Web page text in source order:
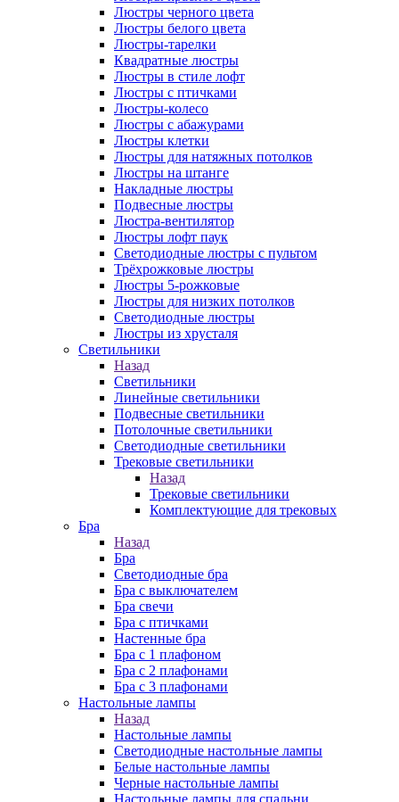
Люстры черного цвета
Люстры белого цвета
Люстры-тарелки
Квадратные люстры
Люстры в стиле лофт
Люстры с птичками
Люстры-колесо
Люстры с абажурами
Люстры клетки
Люстры для натяжных потолков
Люстры на штанге
Накладные люстры
Подвесные люстры
Люстра-вентилятор
Люстры лофт паук
Светодиодные люстры с пультом
Трёхрожковые люстры
Люстры 5-рожковые
Люстры для низких потолков
Cветодиодные люстры
Люстры из хрусталя
Светильники
Назад
Светильники
Линейные светильники
Подвесные светильники
Потолочные светильники
Светодиодные светильники
Трековые светильники
Назад
Трековые светильники
Комплектующие для трековых
Бра
Назад
Бра
Светодиодные бра
Бра с выключателем
Бра свечи
Бра с птичками
Настенные бра
Бра с 1 плафоном
Бра с 2 плафонами
Бра с 3 плафонами
Настольные лампы
Назад
Настольные лампы
Светодиодные настольные лампы
Белые настольные лампы
Черные настольные лампы
Настольные лампы для спальни